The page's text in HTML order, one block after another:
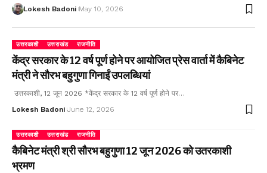
Lokesh Badoni May 10, 2026
उत्तरकाशी उत्तराखंड राजनीति
केंद्र सरकार के 12 वर्ष पूर्ण होने पर आयोजित प्रेस वार्ता में कैबिनेट
मंत्री ने सौरभ बहुगुणा गिनाईं उपलब्धियां
उत्तरकाशी, 12 जून 2026 *केंद्र सरकार के 12 वर्ष पूर्ण होने पर…
Lokesh Badoni June 12, 2026
उत्तरकाशी उत्तराखंड राजनीति
कैबिनेट मंत्री श्री सौरभ बहुगुणा 12 जून 2026 को उतरकाशी
भ्रमण